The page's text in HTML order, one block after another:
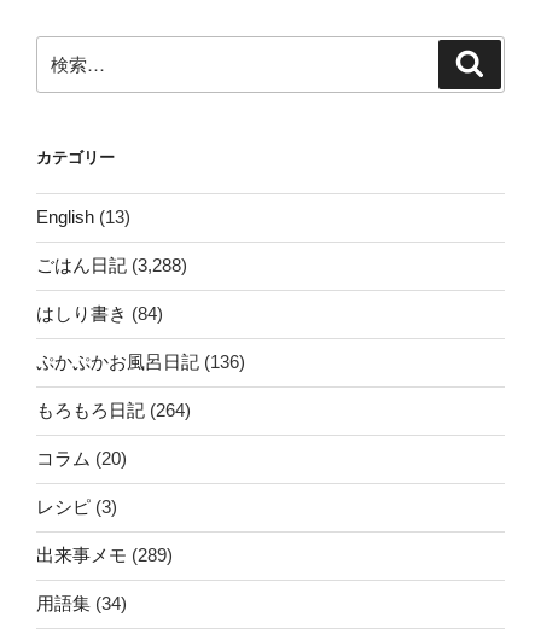
索:
カテゴリー
English (13)
ごはん日記 (3,288)
はしり書き (84)
ぷかぷかお風呂日記 (136)
もろもろ日記 (264)
コラム (20)
レシピ (3)
出来事メモ (289)
用語集 (34)